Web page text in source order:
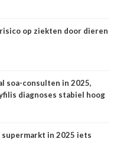
op ziekten door dieren
soa-consulten in 2025,
diagnoses stabiel hoog
in 2025 iets